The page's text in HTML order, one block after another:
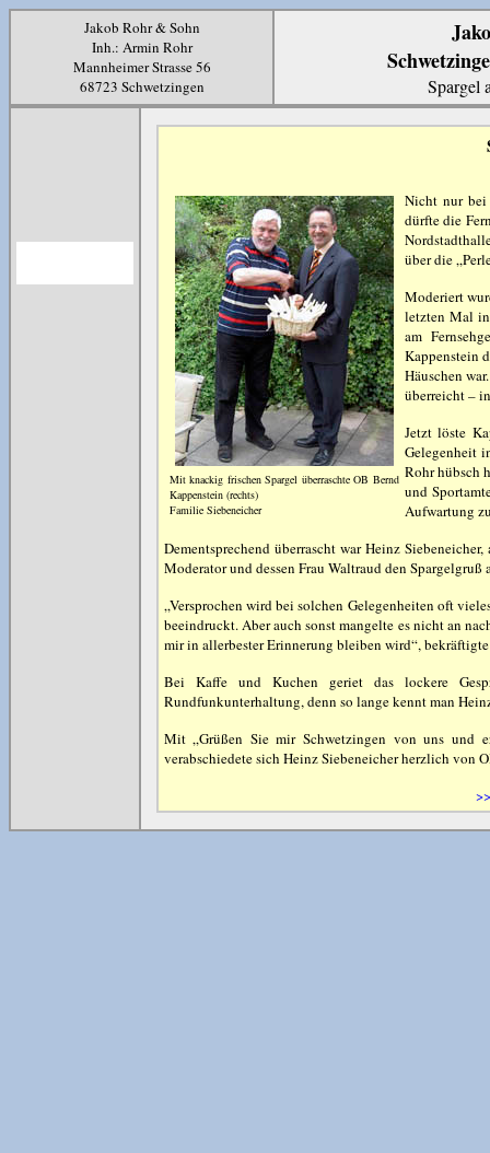
Jakob Rohr & Sohn
Inh.: Armin Rohr
Mannheimer Strasse 56
68723 Schwetzingen
Spargel
Mit knackig frischen Spargel überraschte OB Bernd
Kappenstein (rechts)
Familie Siebeneicher
Nicht nur bei
dürfte die
über die
Moderiert
letzten Mal
am
Kappenstein
Häuschen
überreicht –
Jetzt löste
Gelegenheit
Rohr hübsch
und
Aufwartung
Dementsprechend überrascht war Heinz
Moderator und dessen Frau Waltraud den Spargelgruß
„Versprochen wird bei solchen Gelegenheiten oft
beeindruckt. Aber auch sonst mangelte es nicht an
mir in allerbester Erinnerung bleiben wird“, bekräftigte
Bei Kaffe und Kuchen geriet das lockere
Rundfunkunterhaltung, denn so lange kennt man
Mit „Grüßen Sie mir Schwetzingen von uns und
verabschiedete sich Heinz Siebeneicher herzlich von